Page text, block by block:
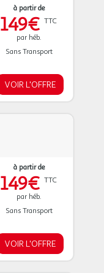
à partir de
149€ TTC
par héb.
Sans Transport
VOIR L'OFFRE
à partir de
149€ TTC
par héb.
Sans Transport
VOIR L'OFFRE